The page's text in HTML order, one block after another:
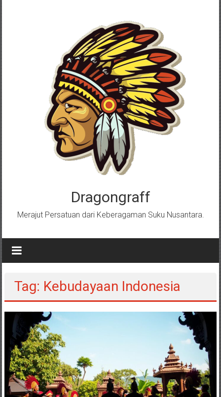
Dragongraff
Merajut Persatuan dari Keberagaman Suku Nusantara.
Tag: Kebudayaan Indonesia